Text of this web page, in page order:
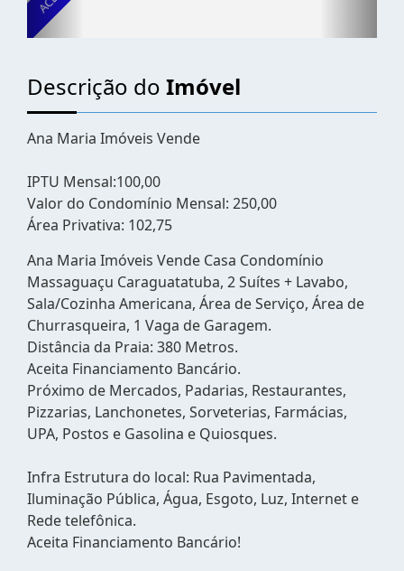
Descrição do Imóvel
Ana Maria Imóveis Vende
IPTU Mensal:100,00
Valor do Condomínio Mensal: 250,00
Área Privativa: 102,75
Ana Maria Imóveis Vende Casa Condomínio
Massaguaçu Caraguatatuba, 2 Suítes + Lavabo,
Sala/Cozinha Americana, Área de Serviço, Área de
Churrasqueira, 1 Vaga de Garagem.
Distância da Praia: 380 Metros.
Aceita Financiamento Bancário.
Próximo de Mercados, Padarias, Restaurantes,
Pizzarias, Lanchonetes, Sorveterias, Farmácias,
UPA, Postos e Gasolina e Quiosques.
Infra Estrutura do local: Rua Pavimentada,
Iluminação Pública, Água, Esgoto, Luz, Internet e
Rede telefônica.
Aceita Financiamento Bancário!